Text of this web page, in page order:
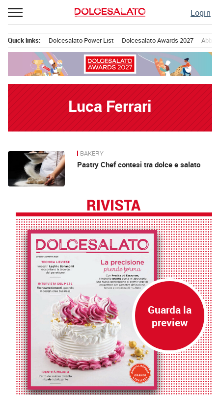
Passa
al
Login
principale
Quick links: Dolcesalato Power List Dolcesalato Awards 2027
Luca Ferrari
News BAKERY
Pastry Chef contesi tra dolce e salato
RIVISTA